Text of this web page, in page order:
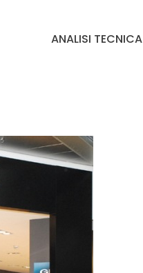
ANALISI TECNICA